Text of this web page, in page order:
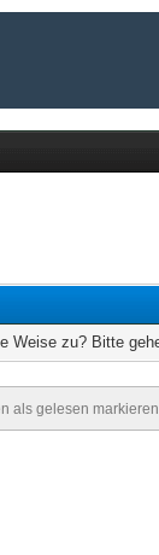
Weise zu? Bitte
als gelesen markieren